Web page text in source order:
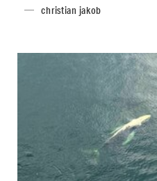
christian jakob